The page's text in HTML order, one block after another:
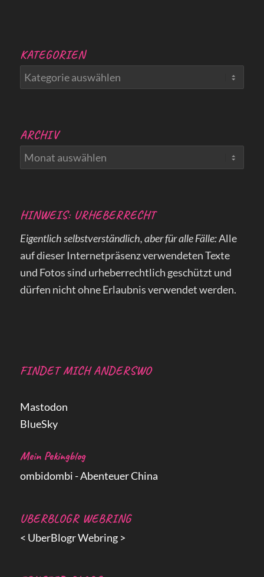
KATEGORIEN
Kategorien
ARCHIV
HINWEIS: URHEBERRECHT
Eigentlich selbstverständlich, aber für alle Fälle:Alle
auf dieser Internetpräsenz verwendeten Texte
und Fotos sind urheberrechtlich geschützt und
dürfen nicht ohne Erlaubnis verwendet werden.
FINDET MICH ANDERSWO
Mastodon
BlueSky
Mein Pekingblog
ombidombi - Abenteuer China
UBERBLOGR WEBRING
< UberBlogr Webring >